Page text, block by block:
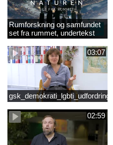
Rumforskning og samfundet
set fra rummet, undertekst
03:07
gsk_demokrati_lgbti_udfordringer
02:59